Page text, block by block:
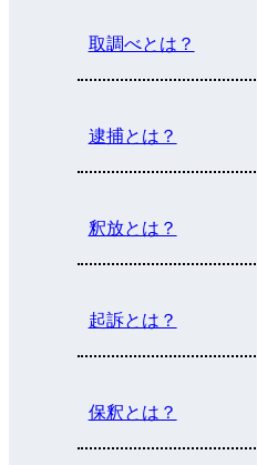
取調べとは？
逮捕とは？
釈放とは？
起訴とは？
保釈とは？